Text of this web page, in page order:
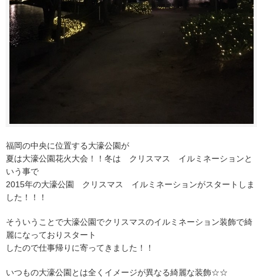
福岡の中央に位置する大濠公園が
夏は大濠公園花火大会！！冬は クリスマス イルミネーションと
いう事で
2015年の大濠公園 クリスマス イルミネーションがスタートしま
した！！！
そういうことで大濠公園でクリスマスのイルミネーション装飾で綺
麗になっておりスタート
したので仕事帰りに寄ってきました！！
いつもの大濠公園とは全くイメージが異なる綺麗な装飾☆☆